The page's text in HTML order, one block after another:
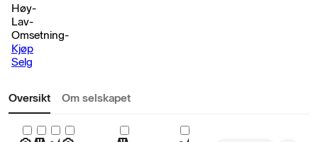
Høy-
Lav-
Omsetning-
Kjøp
Selg
Oversikt Om selskapet